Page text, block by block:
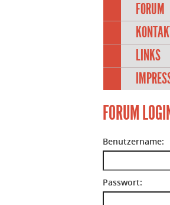
FORUM
LINKS
FORUM
Benutzername:
Passwort: